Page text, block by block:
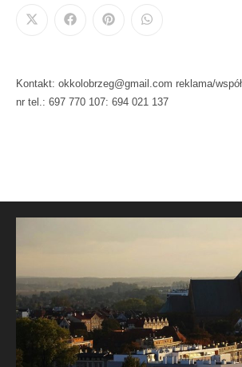
Kontakt: okkolobrzeg@gmail.com reklama/
nr tel.: 697 770 107: 694 021 137